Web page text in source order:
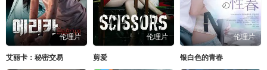
伦理片
艾丽卡：秘密交易
伦理片
剪爱
伦理片
银白色的青春